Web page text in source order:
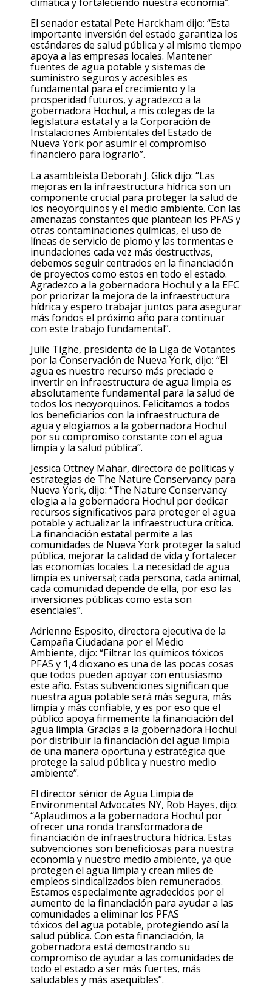
El senador estatal Pete Harckham dijo: “Esta
importante inversión delestado garantiza los
estándares de salud pública y al mismo tiempo
apoya a las empresas locales. Mantener
fuentes de agua potable y sistemas de
suministro seguros y accesibles es
fundamental para el crecimiento y la
prosperidad futuros, y agradezco a la
gobernadora Hochul, a mis colegas de la
legislatura estatal y a la Corporación de
Instalaciones Ambientales del Estado de
Nueva York por asumir el compromiso
financiero para lograrlo”.
La asambleísta Deborah J. Glickdijo: “Las
mejoras en la infraestructura hídrica son un
componente crucial para proteger la salud de
los neoyorquinos y el medio ambiente. Con las
amenazas constantes que plantean los PFAS y
otras contaminaciones químicas, el uso de
líneas de servicio de plomo y las tormentas e
inundaciones cada vez más destructivas,
debemos seguir centrados en la financiación
de proyectos como estos en todo el estado.
Agradezco a la gobernadora Hochul y a la EFC
por priorizar la mejora de la infraestructura
hídrica y espero trabajar juntos para asegurar
más fondos el próximo año para continuar
con este trabajo fundamental”.
Julie Tighe, presidenta de la Liga de Votantes
por la Conservación de Nueva York, dijo: “El
agua es nuestro recurso más preciado e
invertir en infraestructura de agua limpia es
absolutamente fundamental para la salud de
todos los neoyorquinos. Felicitamos a todos
los beneficiarios con la infraestructura de
agua y elogiamos a la gobernadora Hochul
por su compromiso constante con el agua
limpia y la salud pública”.
Jessica Ottney Mahar, directora de políticas y
estrategias de The Nature Conservancy para
Nueva York, dijo: “The Nature Conservancy
elogia a la gobernadora Hochul por dedicar
recursos significativos para proteger el agua
potable y actualizar la infraestructura crítica.
La financiación estatal permite a las
comunidades de Nueva York proteger la salud
pública, mejorar la calidad de vida y fortalecer
las economías locales. La necesidad de agua
limpia es universal; cada persona, cada animal,
cada comunidad depende de ella, por eso las
inversiones públicas como esta son
esenciales”.
Adrienne Esposito, directora ejecutiva de la
Campaña Ciudadana por el Medio
Ambiente, dijo: “Filtrar los químicos tóxicos
PFAS y 1,4dioxano es una de las pocas cosas
que todos pueden apoyar con entusiasmo
este año. Estas subvenciones significan que
nuestra agua potable será más segura, más
limpia y más confiable, y es por eso que el
público apoya firmemente la financiación del
agua limpia. Gracias a la gobernadora Hochul
por distribuir la financiación del agua limpia
de una manera oportuna y estratégica que
protege la salud pública y nuestro medio
ambiente”.
El director sénior de Agua Limpia de
Environmental Advocates NY, Rob Hayes, dijo:
“Aplaudimos a la gobernadora Hochul por
ofrecer una ronda transformadora de
financiación de infraestructura hídrica. Estas
subvenciones son beneficiosas para nuestra
economía y nuestro medio ambiente, ya que
protegen el agua limpia y crean miles de
empleos sindicalizados bien remunerados.
Estamos especialmente agradecidos por el
aumento de la financiación para ayudar a las
comunidades a eliminar los PFAS
tóxicos delagua potable, protegiendo así la
salud pública. Con esta financiación, la
gobernadora está demostrando su
compromiso de ayudar a las comunidades de
todo el estado a ser más fuertes, más
saludables y más asequibles”.